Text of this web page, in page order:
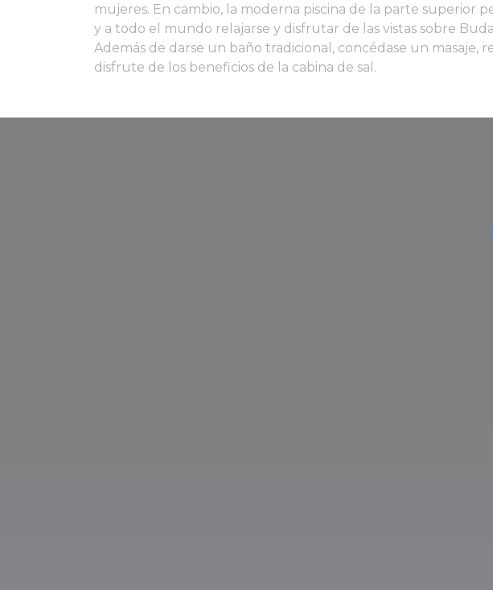
mujeres. En cambio, la moderna piscina de la parte superior
y a todo el mundo relajarse y disfrutar de las vistas sobre
Además de darse un baño tradicional, concédase un masaje,
disfrute de los beneficios de la cabina de sal.